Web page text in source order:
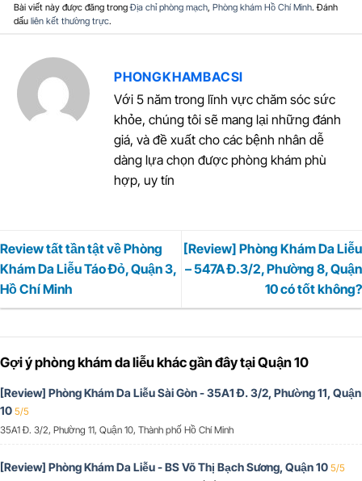
Bài viết này được đăng trongĐịa chỉ phòng mạch, Phòng khám Hồ Chí Minh. Đánh
dấu liên kết thường trực.
PHONGKHAMBACSI
Với 5 năm trong lĩnh vực chăm sóc sức
khỏe, chúng tôi sẽ mang lại những đánh
giá, và đề xuất cho các bệnh nhân dễ
dàng lựa chọn được phòng khám phù
hợp, uy tín
Review tất tần tật về Phòng
Khám Da Liễu Táo Đỏ, Quận 3,
Hồ Chí Minh
[Review] Phòng Khám Da Liễu
– 547A Đ.3/2, Phường 8, Quận
10 có tốt không?
Gợi ý phòng khám da liễu khác gần đây tại Quận 10
[Review] Phòng Khám Da Liễu Sài Gòn - 35A1 Đ. 3/2, Phường 11, Quận
10 5/5
35A1 Đ. 3/2, Phường 11, Quận 10, Thành phố Hồ Chí Minh
[Review] Phòng Khám Da Liễu - BS Võ Thị Bạch Sương, Quận 10 5/5